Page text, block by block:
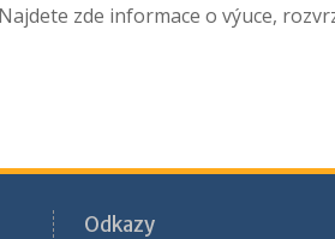
zde informace o výuce,
Odkazy